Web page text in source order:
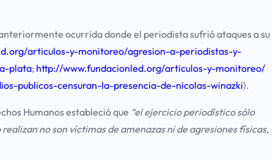
ocurrida donde el periodista sufrió ataques a su
articulos-y-monitoreo/agresion-a-periodistas-y-
plata; http://www.fundacionled.org/articulos-y-monitoreo/
publicos-censuran-la-presencia-de-nicolas-winazki).
Humanos estableció que “el ejercicio periodístico sólo
no son víctimas de amenazas ni de agresiones físicas,